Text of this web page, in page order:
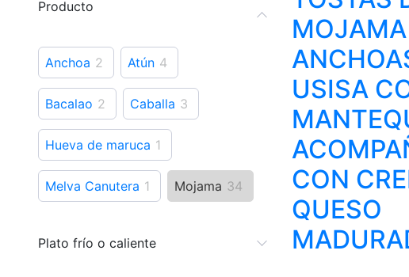
Producto
Anchoa 2 Atún 4
Bacalao 2 Caballa 3
Hueva de maruca 1
Melva Canutera 1 Mojama 34
Plato frío o caliente
USISA
CON
QUESO